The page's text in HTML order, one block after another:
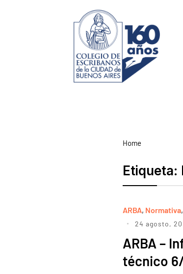
Home
Etiqueta:
ARBA, Normativa,
24 agosto,
ARBA –
técnico